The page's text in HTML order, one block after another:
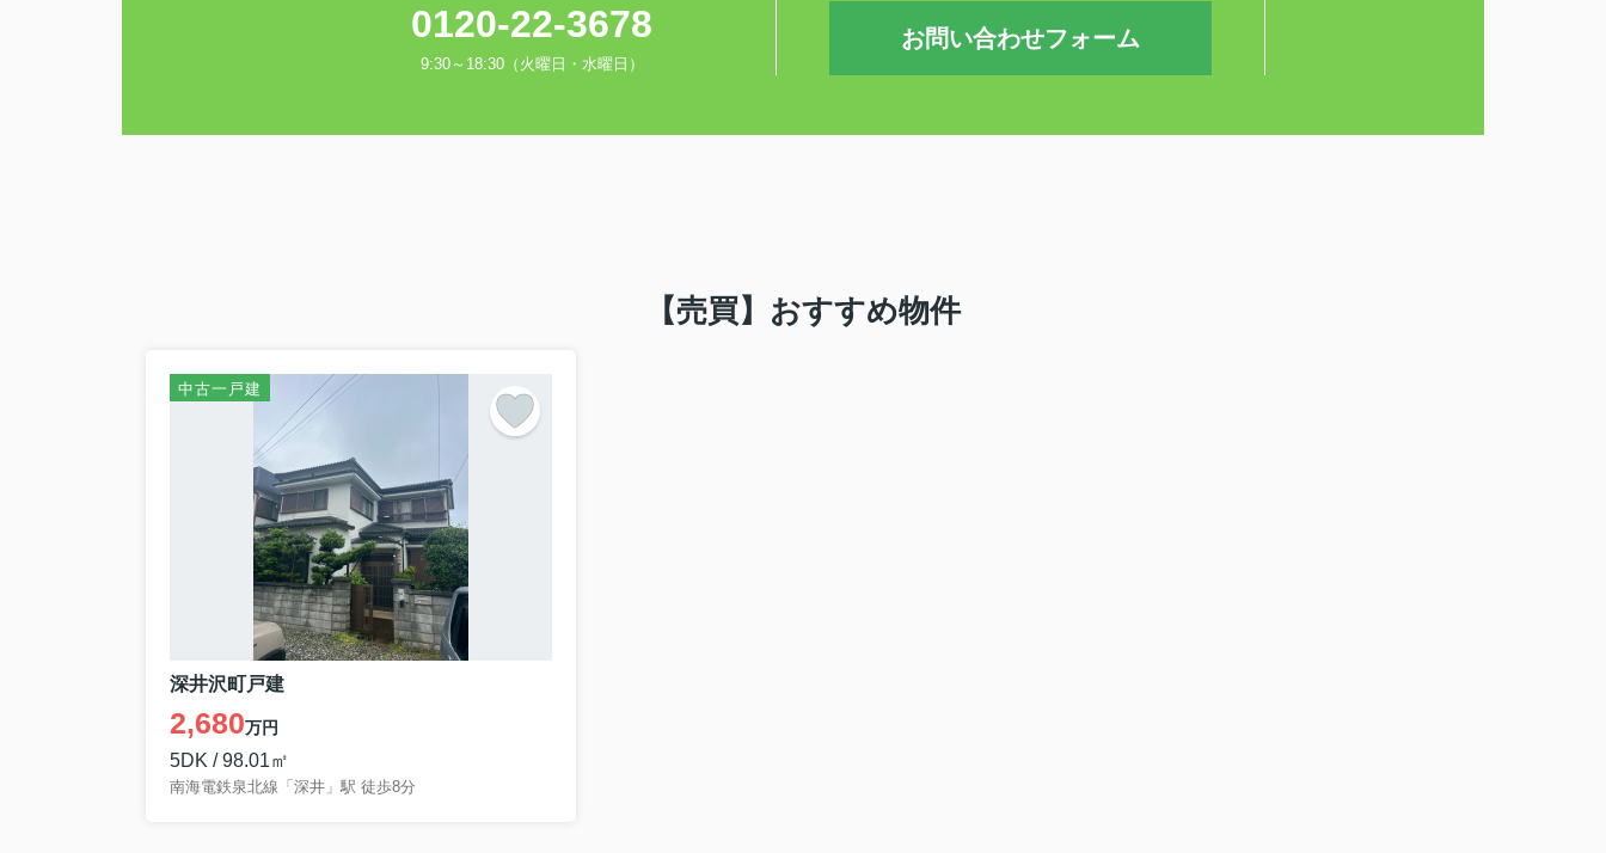
0120-22-3678
9:30～18:30（火曜日・水曜日）
お問い合わせフォーム
【売買】おすすめ物件
中古一戸建
深井沢町戸建
2,680万円
5DK / 98.01㎡
南海電鉄泉北線「深井」駅 徒歩8分